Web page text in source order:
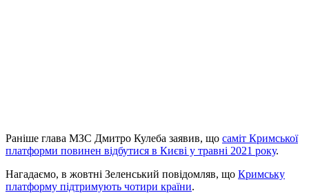
Раніше глава МЗС Дмитро Кулеба заявив, що саміт Кримської
платформи повинен відбутися в Києві у травні 2021 року.
Нагадаємо, в жовтні Зеленський повідомляв, що Кримську
платформу підтримують чотири країни.